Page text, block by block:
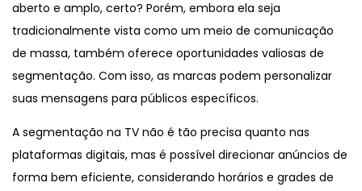
aberto e amplo, certo? Porém, embora ela seja
tradicionalmente vista como um meio de comunicação
de massa, também oferece oportunidades valiosas de
segmentação. Com isso, as marcas podem personalizar
suas mensagens para públicos específicos.
A segmentação na TV não é tão precisa quanto nas
plataformas digitais, mas é possível direcionar anúncios de
forma bem eficiente, considerando horários e grades de